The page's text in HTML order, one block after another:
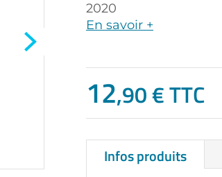
2020
En savoir +
12,90 € TTC
Infos produits